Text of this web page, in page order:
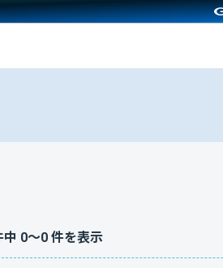
0〜0件を表示